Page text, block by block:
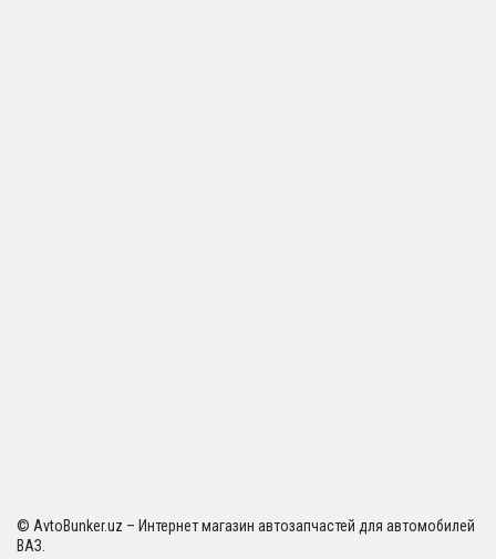
© AvtoBunker.uz – Интернет магазин автозапчастей для автомобилей
ВАЗ.